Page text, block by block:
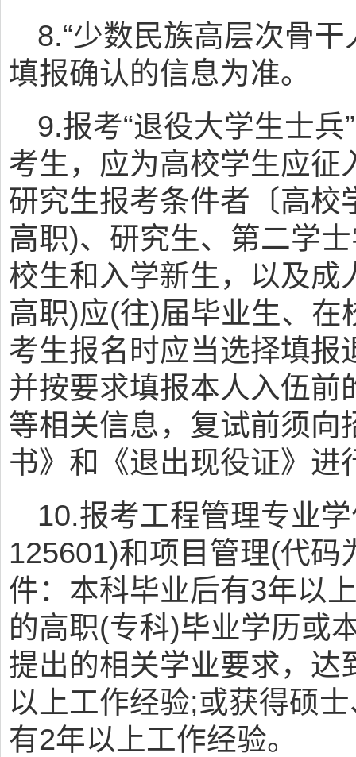
8.“少数民族高层次骨
填报确认的信息为准。
9.报考“退役大学生士
考生，应为高校学生应征
研究生报考条件者〔高校
高职)、研究生、第二学
校生和入学新生，以及成
高职)应(往)届毕业生、
考生报名时应当选择填报
并按要求填报本人入伍前
等相关信息，复试前须向
书》和《退出现役证》进
10.报考工程管理专业
125601)和项目管理(代码
件：本科毕业后有3年以
的高职(专科)毕业学历或
提出的相关学业要求，达
以上工作经验;或获得硕
有2年以上工作经验。